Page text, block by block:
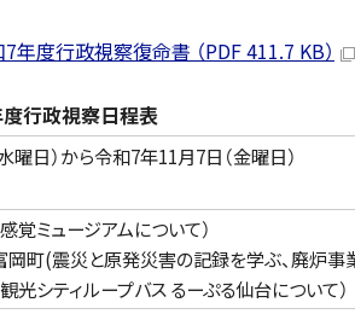
度行政視察復命書 （PDF 411.7 KB）
行政視察日程表
曜日）から令和7年11月7日（金曜日）
覚ミュージアムについて）
町(震災と原発災害の記録を学ぶ、廃炉事
光シティループバス るーぷる仙台について）